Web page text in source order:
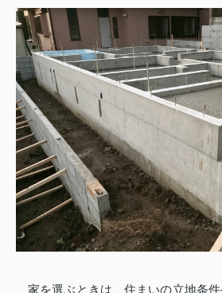
家を選ぶときは、住まいの立地条